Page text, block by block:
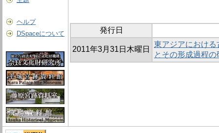
ヘルプ
DSpaceについて
発行日
2011年3月31日木曜日
東アジアにおけ
とその形成過程の